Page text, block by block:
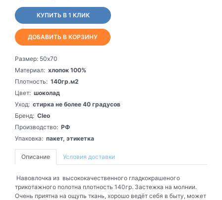
КУПИТЬ В 1 КЛИК
ДОБАВИТЬ В КОРЗИНУ
Размер: 50х70
Материал: хлопок 100%
Плотность: 140гр.м2
Цвет: шоколад
Уход: стирка не более 40 градусов
Бренд: Cleo
Производство: РФ
Упаковка: пакет, этикетка
Описание Условия доставки
Навовлочка из высококачественного гладкокрашеного
трикотажного полотна плотность 140гр. Застежка на молнии.
Очень приятна на ощупь ткань, хорошо ведёт себя в быту, может